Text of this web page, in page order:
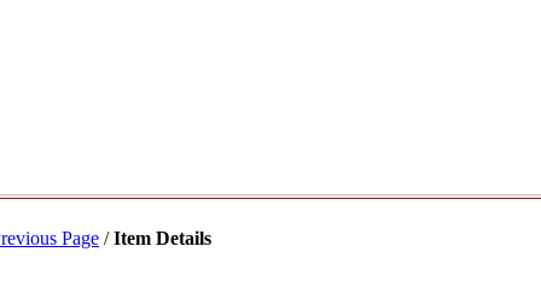
Page /Item Details